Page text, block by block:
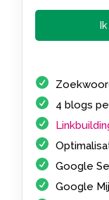
4 blogs
Google
Google